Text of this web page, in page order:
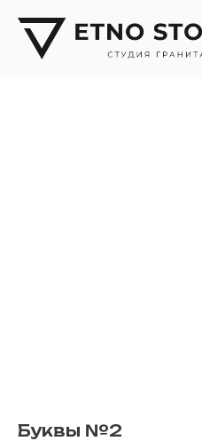
Буквы №2